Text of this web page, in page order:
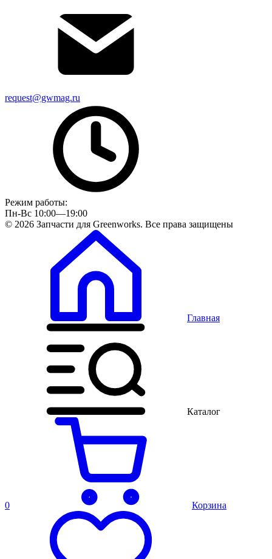
request@gwmag.ru
Режим работы:
Пн-Вс 10:00—19:00
© 2026 Запчасти для Greenworks. Все права защищены
Главная
Каталог
0 Корзина